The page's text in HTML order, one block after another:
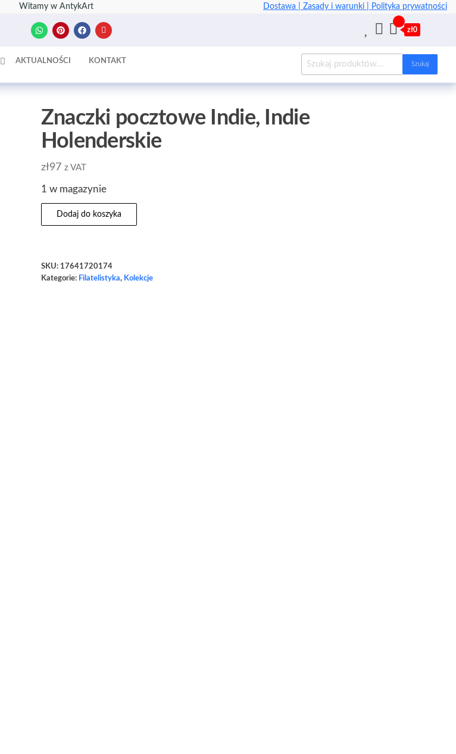
Witamy w AntykArt Dostawa | Zasady i warunki | Polityka prywatności
zł0
AKTUALNOŚCI KONTAKT Szukaj
Znaczki pocztowe Indie, Indie
Holenderskie
zł97 z VAT
1 w magazynie
Dodaj do koszyka
SKU: 17641720174
Kategorie: Filatelistyka, Kolekcje